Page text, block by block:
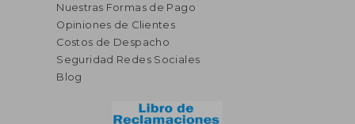
Nuestras Formas de Pago
Opiniones de Clientes
Costos de Despacho
Seguridad Redes Sociales
Blog